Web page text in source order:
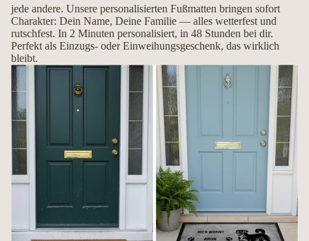
Mit Liebe handgemacht in Deutschland
Jede Fußmatte wird erst nach Ihrer Bestellung individuell gefertigt. So entsteht
ein hochwertiges Unikat, das Ihren Hund und Ihre Persönlichkeit perfekt
widerspiegelt.
jede andere. Unsere personalisierten Fußmatten bringen sofort
Charakter: Dein Name, Deine Familie — alles wetterfest und
rutschfest. In 2 Minuten personalisiert, in 48 Stunden bei dir.
Perfekt als Einzugs- oder Einweihungsgeschenk, das wirklich
bleibt.